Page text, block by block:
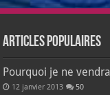
Articles populaires
Pourquoi je ne
12 janvier 2013 50